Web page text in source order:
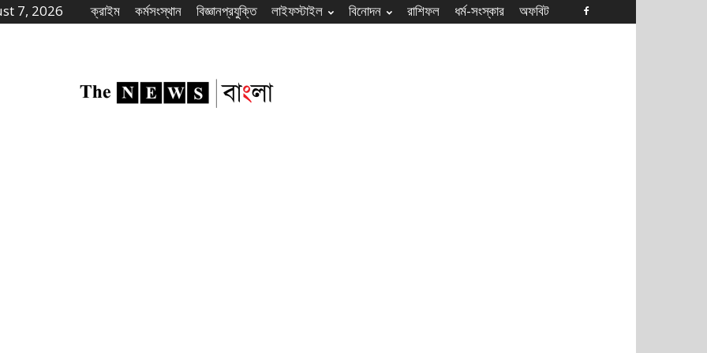
7, 2026 ক্রাইম কর্মসংস্থান বিজ্ঞানপ্রযুক্তি লাইফস্টাইল বিনোদন রাশিফল ধৰ্ম-সংস্কার অফবিট